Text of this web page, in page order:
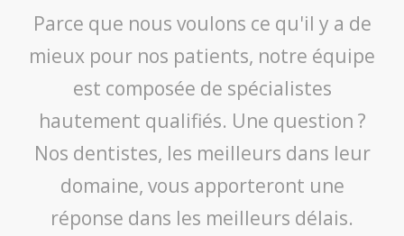
Parce que nous voulons ce qu'il y a de
mieux pour nos patients, notre équipe
est composée de spécialistes
hautement qualifiés. Une question ?
Nos dentistes, les meilleurs dans leur
domaine, vous apporteront une
réponse dans les meilleurs délais.